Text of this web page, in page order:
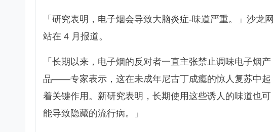
「研究表明，电子烟会导致大脑炎症-味道严重。」沙龙网
站在 4 月报道。
「长期以来，电子烟的反对者一直主张禁止调味电子烟产
品——专家表示，这在未成年尼古丁成瘾的惊人复苏中起
着关键作用。新研究表明，长期使用这些诱人的味道也可
能导致隐藏的流行病。」